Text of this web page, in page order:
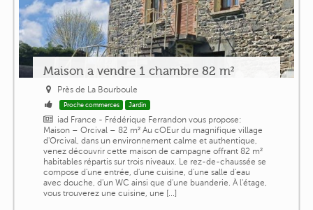
Maison a vendre 1 chambre 82 m²
Près de La Bourboule
Proche commerces Jardin
iad France - Frédérique Ferrandon vous propose:
Maison – Orcival – 82 m² Au cOEur du magnifique village
d'Orcival, dans un environnement calme et authentique,
venez découvrir cette maison de campagne offrant 82 m²
habitables répartis sur trois niveaux. Le rez-de-chaussée se
compose d'une entrée, d'une cuisine, d'une salle d'eau
avec douche, d'un WC ainsi que d'une buanderie. À l'étage,
vous trouverez une cuisine, une [...]